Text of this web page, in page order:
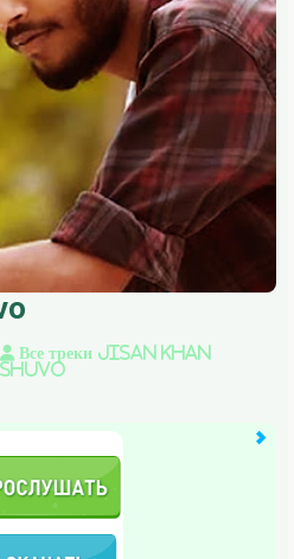
Все треки Jisan Khan
Shuvo